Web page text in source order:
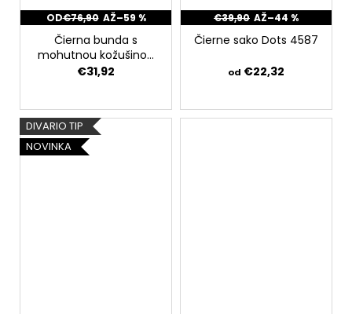
OD€76,90 AŽ–59 %
Čierna bunda s
mohutnou kožušinou
4639
€31,92
€39,90 AŽ–44 %
Čierne sako Dots 4587
od €22,32
DIVARIO TIP
NOVINKA